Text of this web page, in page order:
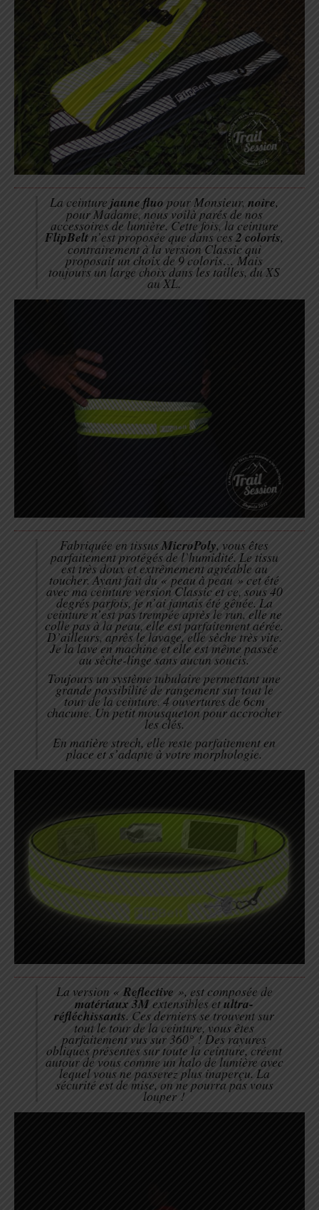
La ceinture jaune fluo pour Monsieur, noire,
pour Madame, nous voilà parés de nos
accessoires de lumière. Cette fois, la ceinture
FlipBeltn’est proposée que dans ces2 coloris,
contrairement à la version Classic qui
proposait un choix de 9 coloris… Mais
toujours un large choix dans les tailles, du XS
au XL.
Fabriquée en tissusMicroPoly, vous êtes
parfaitement protégés de l’humidité. Le tissu
est très doux et extrêmement agréable au
toucher. Ayant fait du « peau à peau » cet été
avec ma ceinture version Classic et ce, sous 40
degrés parfois, je n’ai jamais été gênée. La
ceinture n’est pas trempée après le run, elle ne
colle pas à la peau, elle est parfaitement aérée.
D’ailleurs, après le lavage, elle sèche très vite.
Je la lave en machine et elle est même passée
au sèche-linge sans aucun soucis.
Toujours un système tubulaire permettant une
grande possibilité de rangement sur tout le
tour de la ceinture. 4 ouvertures de 6cm
chacune. Un petit mousqueton pour accrocher
les clés.
En matière strech, elle reste parfaitement en
place et s’adapte à votre morphologie.
La version «Reflective », est composée de
matériaux 3Mextensibles etultra-
réfléchissants. Ces derniers se trouvent sur
tout le tour de la ceinture, vous êtes
parfaitement vus sur 360° ! Des rayures
obliques présentes sur toute la ceinture, créent
autour de vous comme un halo de lumière avec
lequel vous ne passerez plus inaperçu. La
sécurité est de mise, on ne pourra pas vous
louper !